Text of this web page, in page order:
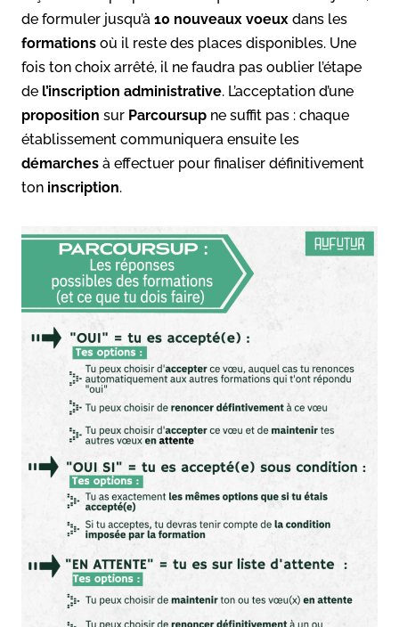
de formuler jusqu’à 10 nouveaux voeux dans les
formations où il reste des places disponibles. Une
fois ton choix arrêté, il ne faudra pas oublier l’étape
de l’inscription administrative. L’acceptation d’une
proposition sur Parcoursup ne suffit pas : chaque
établissement communiquera ensuite les
démarches à effectuer pour finaliser définitivement
ton inscription.